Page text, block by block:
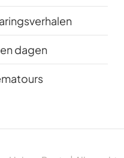
dagen